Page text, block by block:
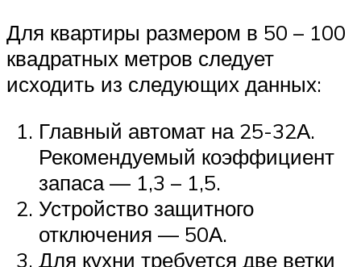
Для квартиры размером в 50 – 100
квадратных метров следует
исходить из следующих данных:
Главный автомат на 25-32А.
Рекомендуемый коэффициент
запаса — 1,3 – 1,5.
Устройство защитного
отключения — 50А.
Для кухни требуется две ветки